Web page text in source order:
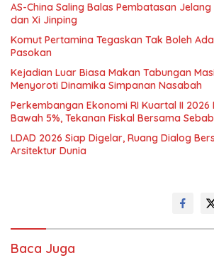
AS-China Saling Balas Pembatasan
dan Xi Jinping
Komut Pertamina Tegaskan Tak Boleh
Pasokan
Kejadian Luar Biasa Makan Tabungan
Menyoroti Dinamika Simpanan Nasabah
Perkembangan Ekonomi RI Kuartal II
Bawah 5%, Tekanan Fiskal Bersama
LDAD 2026 Siap Digelar, Ruang Dialog
Arsitektur Dunia
Baca Juga